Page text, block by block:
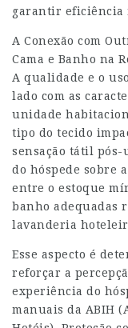
garantir eficiência
A Conexão com
Cama e Banho na
A qualidade e o
lado com as
unidade
tipo do tecido
sensação tátil
do hóspede sobre
entre o estoque
banho adequadas
lavanderia
Esse aspecto é
reforçar a
experiência do
manuais da ABIH